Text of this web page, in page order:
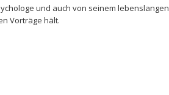
und auch von seinem lebenslangen
Vorträge hält.